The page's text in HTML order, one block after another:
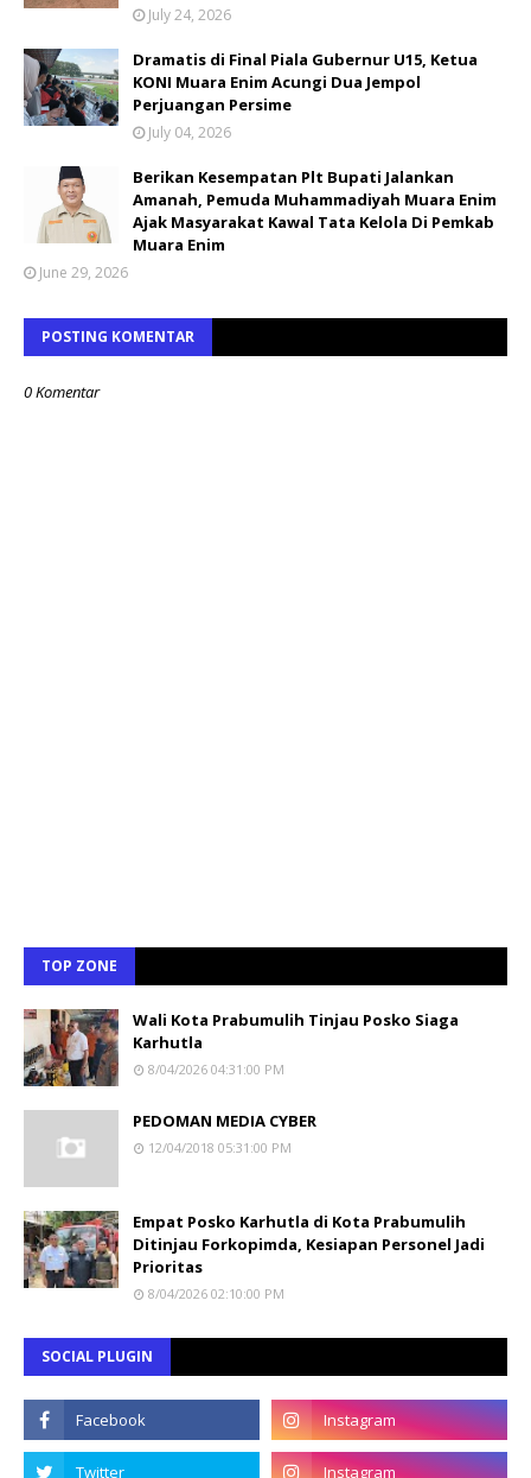
July 24, 2026
Dramatis di Final Piala Gubernur U15, Ketua
KONI Muara Enim Acungi Dua Jempol
Perjuangan Persime
July 04, 2026
Berikan Kesempatan Plt Bupati Jalankan
Amanah, Pemuda Muhammadiyah Muara Enim
Ajak Masyarakat Kawal Tata Kelola Di Pemkab
Muara Enim
June 29, 2026
POSTING KOMENTAR
0 Komentar
TOP ZONE
Wali Kota Prabumulih Tinjau Posko Siaga
Karhutla
8/04/2026 04:31:00 PM
PEDOMAN MEDIA CYBER
12/04/2018 05:31:00 PM
Empat Posko Karhutla di Kota Prabumulih
Ditinjau Forkopimda, Kesiapan Personel Jadi
Prioritas
8/04/2026 02:10:00 PM
SOCIAL PLUGIN